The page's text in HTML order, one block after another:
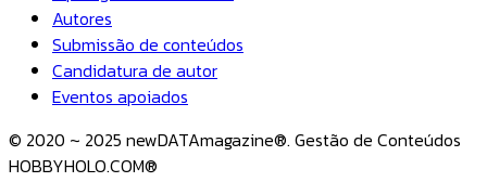
Autores
Submissão de conteúdos
Candidatura de autor
Eventos apoiados
© 2020 ~ 2025 newDATAmagazine®. Gestão de Conteúdos
HOBBYHOLO.COM®